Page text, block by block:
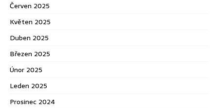
Červen 2025
Květen 2025
Duben 2025
Březen 2025
Únor 2025
Leden 2025
Prosinec 2024